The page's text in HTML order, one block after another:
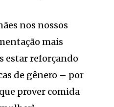
nos nossos
mais
estar reforçando
de gênero – por
prover comida